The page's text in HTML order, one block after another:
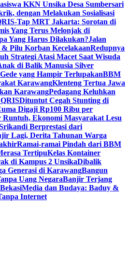
KKN Unsika Desa Sumbersari
dengan Melakukan Sosialisasi
Tap MRT Jakarta: Sorotan di
Yang Terus Melonjak di
Yang Harus Dilakukan?Jalan
Pilu Korban KecelakaanRedupnya
Strategi Atasi Macet Saat Wisuda
di Balik Manusia Silver
yang Hampir TerlupakanBBM
KarawangKlenteng Tertua Jawa
KarawangPedagang Keluhkan
Dituntut Cegah Stunting di
Digaji Rp100 Ribu per
Runtuh, Ekonomi Masyarakat Lesu
Berprestasi dari
Lagi, Derita Tahunan Warga
Ramai-ramai Pindah dari BBM
TertipuKelas Kontainer
di Kampus 2 UnsikaDibalik
Generasi di KarawangBangun
Uang NegaraBanjir Terjang
Media dan Budaya: Baduy &
Internet